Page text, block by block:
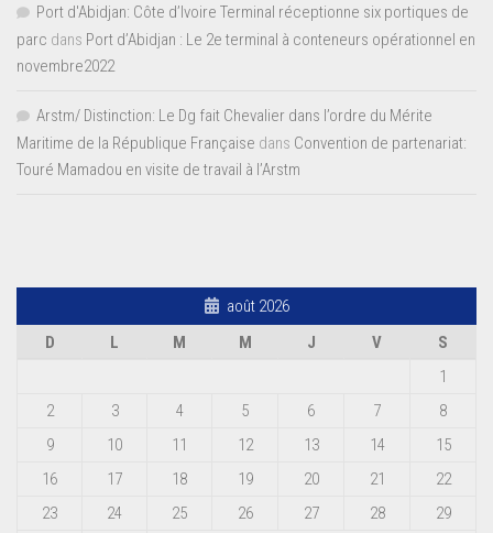
Port d'Abidjan: Côte d’Ivoire Terminal réceptionne six portiques de
parc dans Port d’Abidjan : Le 2e terminal à conteneurs opérationnel en
novembre2022
Arstm/ Distinction: Le Dg fait Chevalier dans l’ordre du Mérite
Maritime de la République Française dans Convention de partenariat:
Touré Mamadou en visite de travail à l’Arstm
août 2026
D
L M M J V
S
1
2
3 4 5 6 7
8
9
10 11 12 13 14
15
16
17 18 19 20 21
22
23
24 25 26 27 28
29